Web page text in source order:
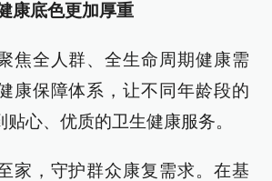
康底色更加厚重
焦全人群、全生命周期健康需
康保障体系，让不同年龄段的
心、优质的卫生健康服务。
家，守护群众康复需求。在基